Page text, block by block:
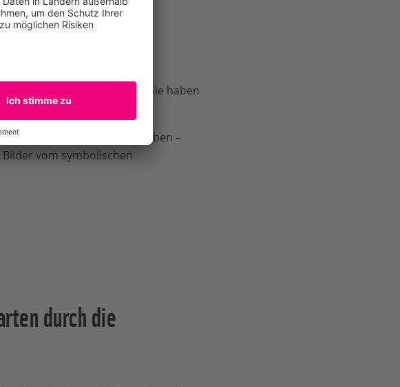
. Sie haben
stark gemacht.
vier Wänden gefeiert haben –
vom symbolischen
durch die